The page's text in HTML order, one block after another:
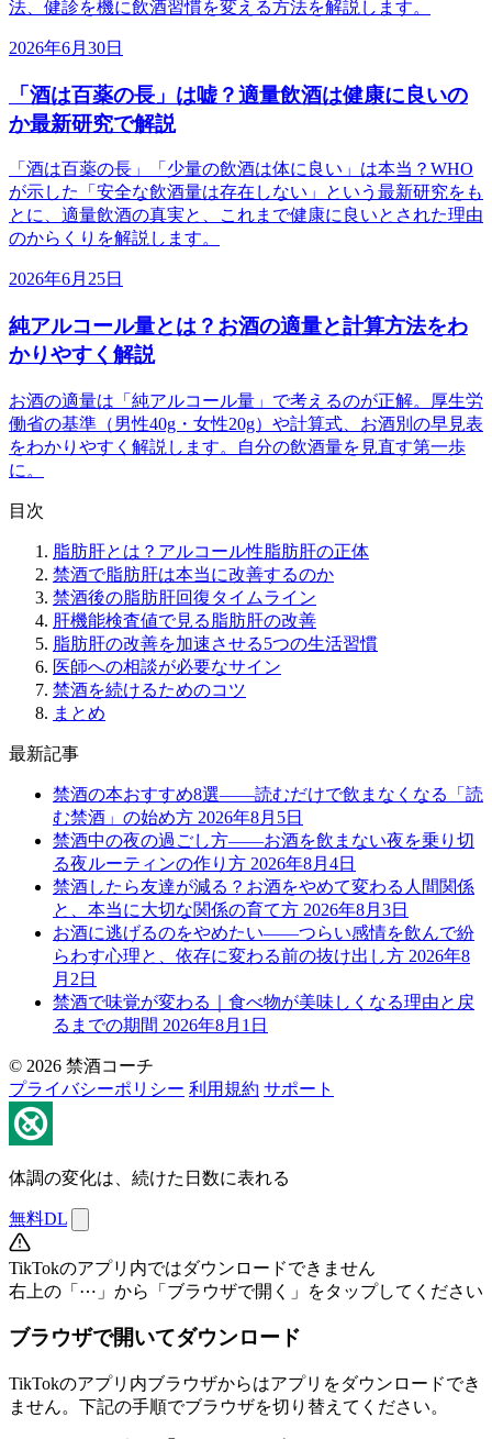
法、健診を機に飲酒習慣を変える方法を解説します。
2026年6月30日
「酒は百薬の長」は嘘？適量飲酒は健康に良いの
か最新研究で解説
「酒は百薬の長」「少量の飲酒は体に良い」は本当？WHO
が示した「安全な飲酒量は存在しない」という最新研究をも
とに、適量飲酒の真実と、これまで健康に良いとされた理由
のからくりを解説します。
2026年6月25日
純アルコール量とは？お酒の適量と計算方法をわ
かりやすく解説
お酒の適量は「純アルコール量」で考えるのが正解。厚生労
働省の基準（男性40g・女性20g）や計算式、お酒別の早見表
をわかりやすく解説します。自分の飲酒量を見直す第一歩
に。
目次
脂肪肝とは？アルコール性脂肪肝の正体
禁酒で脂肪肝は本当に改善するのか
禁酒後の脂肪肝回復タイムライン
肝機能検査値で見る脂肪肝の改善
脂肪肝の改善を加速させる5つの生活習慣
医師への相談が必要なサイン
禁酒を続けるためのコツ
まとめ
最新記事
禁酒の本おすすめ8選——読むだけで飲まなくなる「読
む禁酒」の始め方 2026年8月5日
禁酒中の夜の過ごし方——お酒を飲まない夜を乗り切
る夜ルーティンの作り方 2026年8月4日
禁酒したら友達が減る？お酒をやめて変わる人間関係
と、本当に大切な関係の育て方 2026年8月3日
お酒に逃げるのをやめたい——つらい感情を飲んで紛
らわす心理と、依存に変わる前の抜け出し方 2026年8
月2日
禁酒で味覚が変わる｜食べ物が美味しくなる理由と戻
るまでの期間 2026年8月1日
© 2026 禁酒コーチ
プライバシーポリシー 利用規約 サポート
体調の変化は、続けた日数に表れる
無料DL
TikTokのアプリ内ではダウンロードできません
右上の「⋯」から「ブラウザで開く」をタップしてください
ブラウザで開いてダウンロード
TikTokのアプリ内ブラウザからはアプリをダウンロードでき
ません。下記の手順でブラウザを切り替えてください。